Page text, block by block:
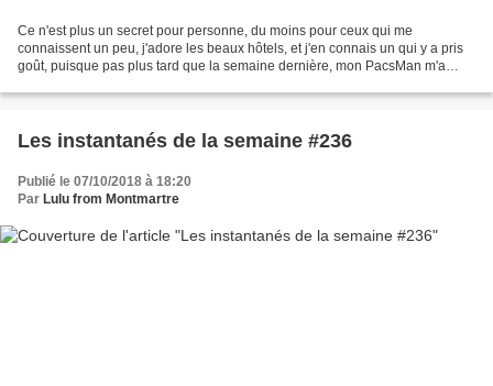
Ce n'est plus un secret pour personne, du moins pour ceux qui me
connaissent un peu, j'adore les beaux hôtels, et j'en connais un qui y a pris
goût, puisque pas plus tard que la semaine dernière, mon PacsMan m'a
Les instantanés de la semaine #236
Publié le 07/10/2018 à 18:20
Par Lulu from Montmartre